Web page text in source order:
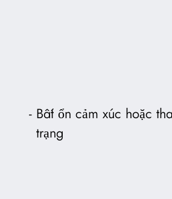
Bất ổn cảm xúc hoặc
trạng